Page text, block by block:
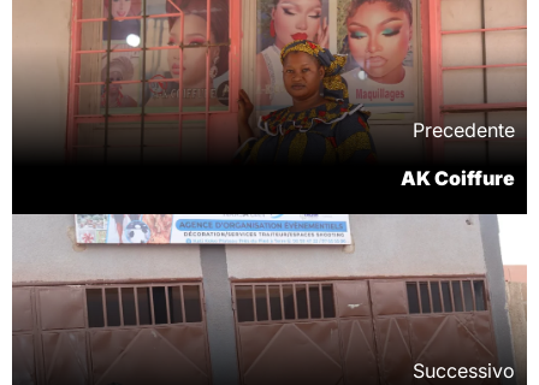
Precedente
AK Coiffure
Successivo